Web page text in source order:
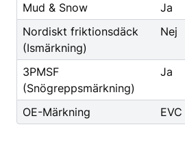
Mud & Snow
Ja
Nordiskt friktionsdäck
(Ismärkning)
Nej
3PMSF
(Snögreppsmärkning)
Ja
OE-Märkning EVC